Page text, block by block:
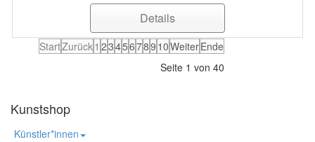
Details
StartZurück1 23456789 10WeiterEnde
Seite 1 von 40
Kunstshop
Künstler*innen